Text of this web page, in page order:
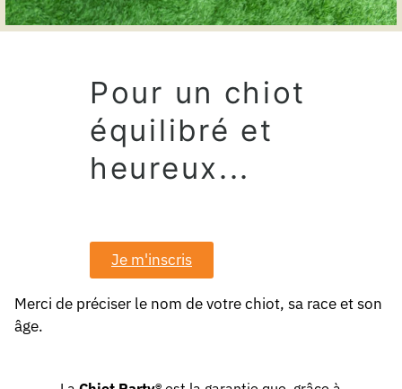
Pour un chiot
équilibré et
heureux...
Je m'inscris
Merci de préciser le nom de votre chiot, sa race et son
âge.